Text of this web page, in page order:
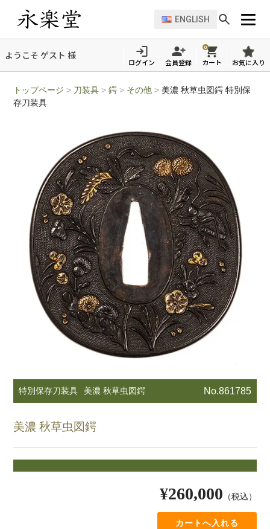
ENGLISH
ようこそ ゲスト 様
ログイン 会員登録
0
カート お気に入り
トップページ > 刀装具 >鍔 > その他 > 美濃 秋草虫図鍔 特別保
存刀装具
特別保存刀装具 美濃 秋草虫図鍔 No.861785
美濃 秋草虫図鍔
¥260,000 （税込）